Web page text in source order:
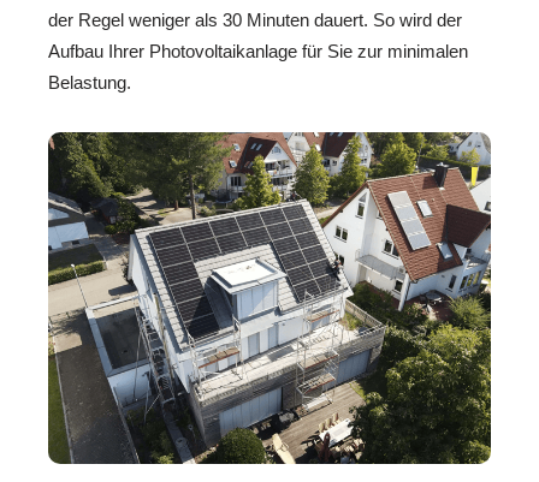
der Regel weniger als 30 Minuten dauert. So wird der
Aufbau Ihrer Photovoltaikanlage für Sie zur minimalen
Belastung.